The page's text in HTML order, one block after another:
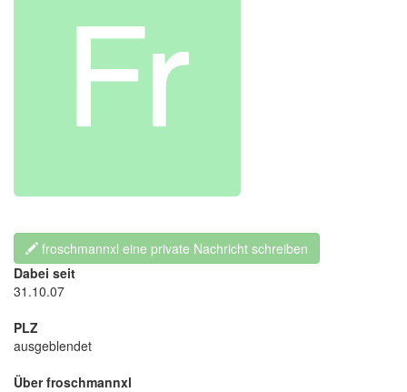
froschmannxl eine private Nachricht schreiben
Dabei seit
31.10.07
PLZ
ausgeblendet
Über froschmannxl